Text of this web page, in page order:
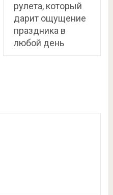
рулета, который
дарит ощущение
праздника в
любой день